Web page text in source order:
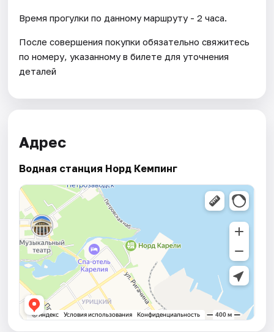
Время прогулки по данному маршруту - 2 часа.
После совершения покупки обязательно свяжитесь
по номеру, указанному в билете для уточнения
деталей
Адрес
Водная станция Норд Кемпинг